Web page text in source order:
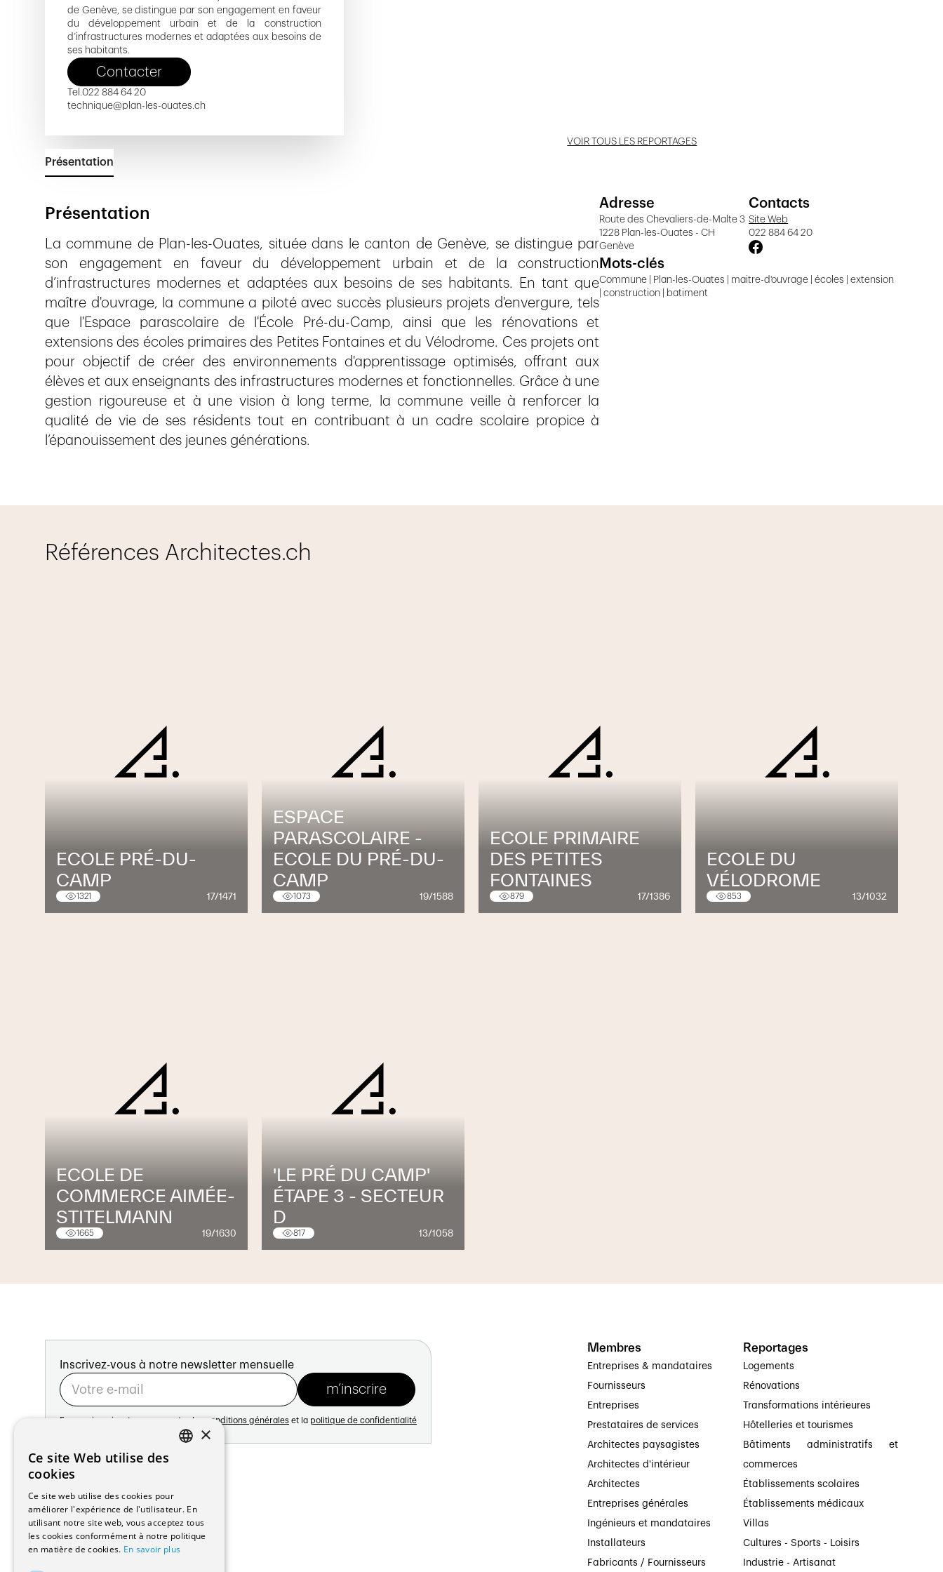
de Genève, se distingue par son engagement en faveur
du développement urbain et de la construction
d’infrastructures modernes et adaptées aux besoins de
ses habitants.
Contacter
Tel.022 884 64 20
technique@plan-les-ouates.ch
VOIR TOUS LES REPORTAGES
Présentation
Présentation
La commune de Plan-les-Ouates, située dans le canton de Genève, se distingue par
son engagement en faveur du développement urbain et de la construction
d’infrastructures modernes et adaptées aux besoins de ses habitants. En tant que
maître d'ouvrage, la commune a piloté avec succès plusieurs projets d'envergure, tels
que l'Espace parascolaire de l'École Pré-du-Camp, ainsi que les rénovations et
extensions des écoles primaires des Petites Fontaines et du Vélodrome. Ces projets ont
pour objectif de créer des environnements d'apprentissage optimisés, offrant aux
élèves et aux enseignants des infrastructures modernes et fonctionnelles. Grâce à une
gestion rigoureuse et à une vision à long terme, la commune veille à renforcer la
qualité de vie de ses résidents tout en contribuant à un cadre scolaire propice à
l’épanouissement des jeunes générations.
Adresse
Route des Chevaliers-de-Malte 3
1228 Plan-les-Ouates - CH
Genève
Contacts
Site Web
022 884 64 20
Mots-clés
Commune | Plan-les-Ouates | maitre-d'ouvrage | écoles | extension
| construction | batiment
Références Architectes.ch
ECOLE PRÉ-DU-
CAMP
1321 17/1471
ESPACE
PARASCOLAIRE -
ECOLE DU PRÉ-DU-
CAMP
1073 19/1588
ECOLE PRIMAIRE
DES PETITES
FONTAINES
879 17/1386
ECOLE DU
VÉLODROME
853 13/1032
ECOLE DE
COMMERCE AIMÉE-
STITELMANN
1665 19/1630
'LE PRÉ DU CAMP'
ÉTAPE 3 - SECTEUR
D
817 13/1058
Inscrivez-vous à notre newsletter mensuelle
En vous inscrivant vous acceptez les conditions générales et la politique de confidentialité
Adresse:
Avenue de Longemalle 21
1020 Renens
Suisse
Contact:
Édition: +41 21 635 16 82
Plateforme: +41 21 631 10 50
info@architectes.ch
Membres
Entreprises & mandataires
Fournisseurs
Entreprises
Prestataires de services
Architectes paysagistes
Architectes d'intérieur
Architectes
Entreprises générales
Ingénieurs et mandataires
Installateurs
Fabricants / Fournisseurs
Reportages
Logements
Rénovations
Transformations intérieures
Hôtelleries et tourismes
Bâtiments administratifs et
commerces
Établissements scolaires
Établissements médicaux
Villas
Cultures - Sports - Loisirs
Industrie - Artisanat
×
Ce site Web utilise des
cookies
Ce site web utilise des cookies pour
améliorer l'expérience de l'utilisateur. En
utilisant notre site web, vous acceptez tous
les cookies conformément à notre politique
en matière de cookies. En savoir plus